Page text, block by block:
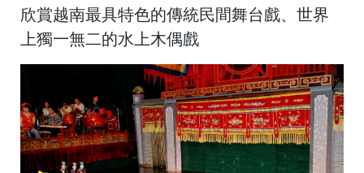
欣賞越南最具特色的傳統民間舞台戲、世界
上獨一無二的水上木偶戲